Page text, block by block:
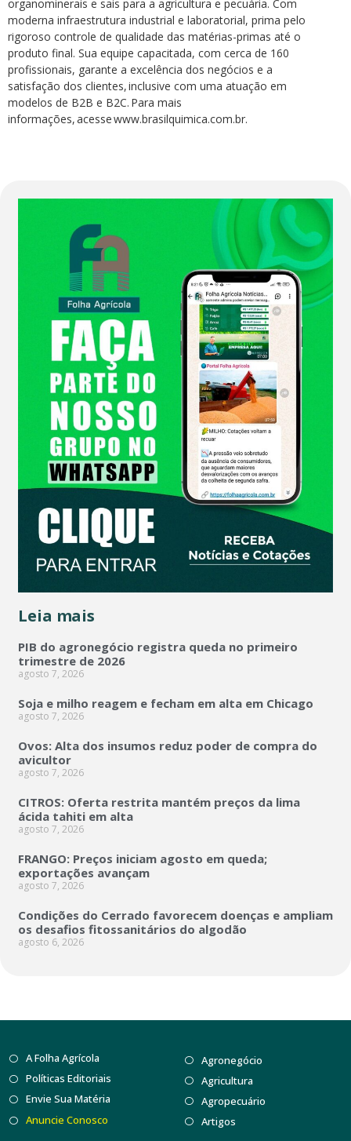
organominerais e sais para a agricultura e pecuária. Com
moderna infraestrutura industrial e laboratorial, prima pelo
rigoroso controle de qualidade das matérias-primas até o
produto final. Sua equipe capacitada, com cerca de 160
profissionais, garante a excelência dos negócios e a
satisfação dos clientes, inclusive com uma atuação em
modelos de B2B e B2C. Para mais
informações, acesse www.brasilquimica.com.br.
Leia mais
PIB do agronegócio registra queda no primeiro
trimestre de 2026
agosto 7, 2026
Soja e milho reagem e fecham em alta em Chicago
agosto 7, 2026
Ovos: Alta dos insumos reduz poder de compra do
avicultor
agosto 7, 2026
CITROS: Oferta restrita mantém preços da lima
ácida tahiti em alta
agosto 7, 2026
FRANGO: Preços iniciam agosto em queda;
exportações avançam
agosto 7, 2026
Condições do Cerrado favorecem doenças e ampliam
os desafios fitossanitários do algodão
agosto 6, 2026
A Folha Agrícola
Políticas Editoriais
Envie Sua Matéria
Anuncie Conosco
Agronegócio
Agricultura
Agropecuário
Artigos